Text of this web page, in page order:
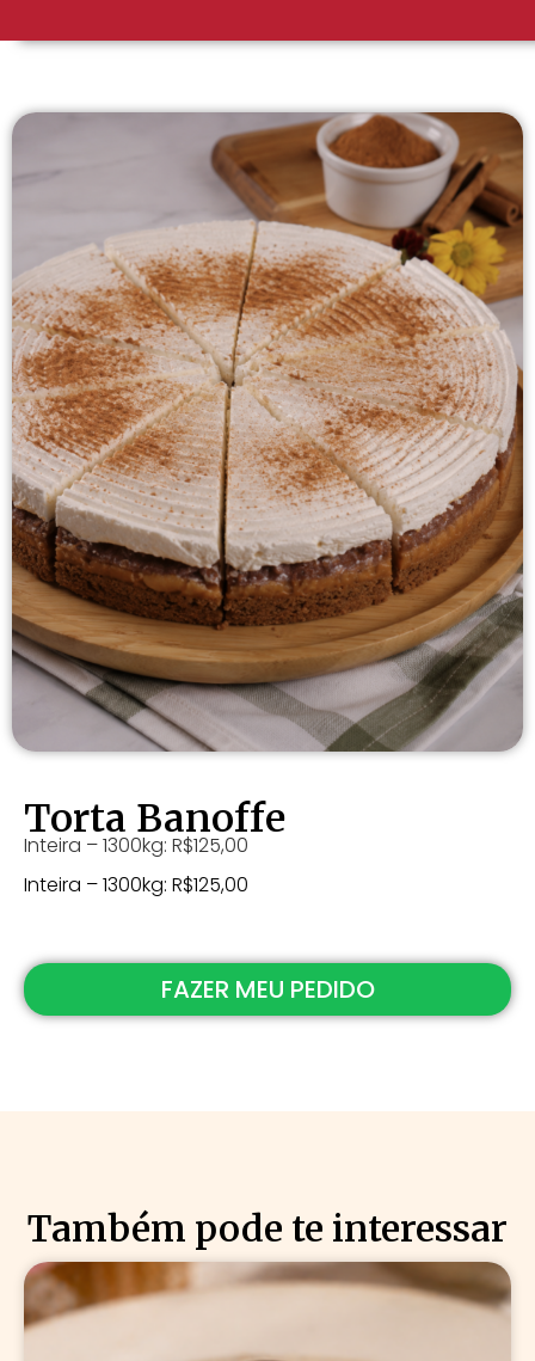
Torta Banoffe
Inteira – 1300kg: R$125,00
Inteira – 1300kg: R$125,00
FAZER MEU PEDIDO
Também pode te interessar